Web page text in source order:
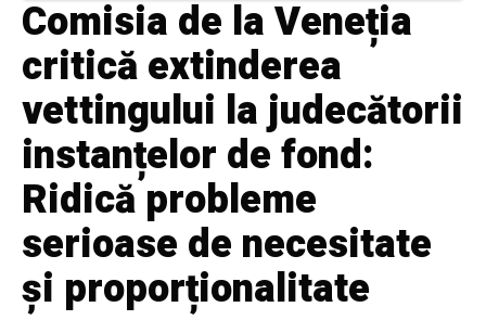
Comisia de la Veneția
critică extinderea
vettingului la judecătorii
instanțelor de fond:
Ridică probleme
serioase de necesitate
și proporționalitate